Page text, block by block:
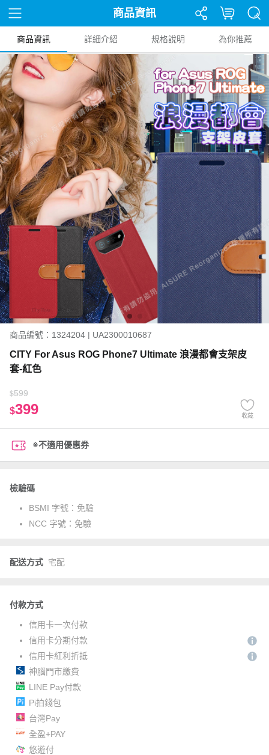
商品資訊
商品資訊 詳細介紹 規格說明 為你推薦
商品編號：1324204 | UA2300010687
CITY For Asus ROG Phone7 Ultimate 浪漫都會支架皮
套-紅色
$599
$399 收藏
※不適用優惠券
檢驗碼
BSMI 字號： 免驗
NCC 字號： 免驗
配送方式 宅配
付款方式
信用卡一次付款
信用卡分期付款
信用卡紅利折抵
神腦門市繳費
LINE Pay付款
Pi拍錢包
台灣Pay
全盈+PAY
悠遊付